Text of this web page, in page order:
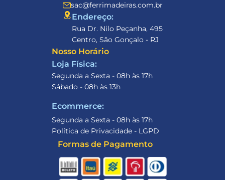
sac@ferrimadeiras.com.br
Endereço:
Rua Dr. Nilo Peçanha, 495
Centro, São Gonçalo - RJ
Nosso Horário
Loja Física:
Segunda a Sexta - 08h às 17h
Sábado - 08h às 13h
Ecommerce:
Segunda a Sexta - 08h às 17h
Política de Privacidade - LGPD
Formas de Pagamento